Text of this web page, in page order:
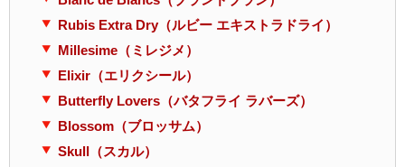
Rubis Extra Dry（ルビー エキストラドライ）
Millesime（ミレジメ）
Elixir（エリクシール）
Butterfly Lovers（バタフライ ラバーズ）
Blossom（ブロッサム）
Skull（スカル）